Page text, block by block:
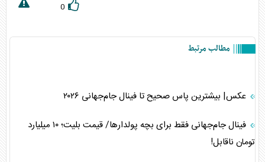
0
مطالب مرتبط
عکس| بیشترین پاس صحیح تا فینال جام‌جهانی ۲۰۲۶
فینال جام‌جهانی فقط برای بچه پولدارها/ قیمت بلیت؛ ۱۰ میلیارد
تومان ناقابل!